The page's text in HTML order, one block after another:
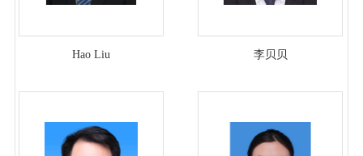
Hao Liu 李贝贝